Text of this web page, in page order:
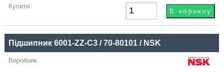
Підшипник 6001-ZZ-C3 / 70-80101 / NSK